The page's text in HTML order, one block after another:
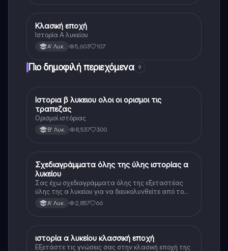
Ιστορία
Κλασική εποχή
Ιστορία Α λυκείου
Α' Λυκ. 5,603 107
Πιο δημοφιλή περιεχόμενα 9
Ιστορία
Ιστορια β λυκειου ολοι οι ορισμοι τις
τραπεζας
Ορισμοί ιστόριας
Β' Λυκ. 8,537 300
Ιστορία
Σχεδιαγράμματα όλης της ύλης ιστορίας α
λυκείου
Σας έχω σχεδιαγράμματα όλης της εξεταστέας
ύλης της α λυκείου για να διευκολυνθείτε από το
τεράστιο βάρος του βιβλίου
Α' Λυκ. 2,857 66
Ιστορία
ιστορία α λυκείου κλασσική εποχή
Εξετάστε τις γνώσεις σας στην κλασική εποχή της